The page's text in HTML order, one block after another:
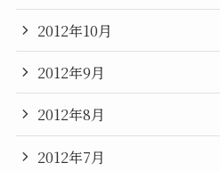
2012年10月
2012年9月
2012年8月
2012年7月